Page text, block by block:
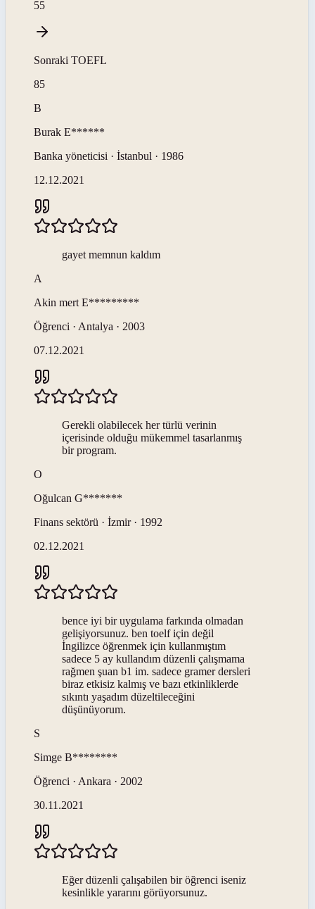
55
Sonraki TOEFL
85
B
Burak E******
Banka yöneticisi · İstanbul · 1986
12.12.2021
gayet memnun kaldım
A
Akin mert E*********
Öğrenci · Antalya · 2003
07.12.2021
Gerekli olabilecek her türlü verinin
içerisinde olduğu mükemmel tasarlanmış
bir program.
O
Oğulcan G*******
Finans sektörü · İzmir · 1992
02.12.2021
bence iyi bir uygulama farkında olmadan
gelişiyorsunuz. ben toelf için değil
İngilizce öğrenmek için kullanmıştım
sadece 5 ay kullandım düzenli çalışmama
rağmen şuan b1 im. sadece gramer dersleri
biraz etkisiz kalmış ve bazı etkinliklerde
sıkıntı yaşadım düzeltileceğini
düşünüyorum.
S
Simge B********
Öğrenci · Ankara · 2002
30.11.2021
Eğer düzenli çalışabilen bir öğrenci iseniz
kesinlikle yararını görüyorsunuz.